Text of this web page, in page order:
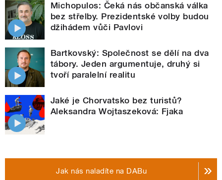
Michopulos: Čeká nás občanská válka
bez střelby. Prezidentské volby budou
džihádem vůči Pavlovi
Bartkovský: Společnost se dělí na dva
tábory. Jeden argumentuje, druhý si
tvoří paralelní realitu
Jaké je Chorvatsko bez turistů?
Aleksandra Wojtaszeková: Fjaka
Jak nás naladíte na DABu